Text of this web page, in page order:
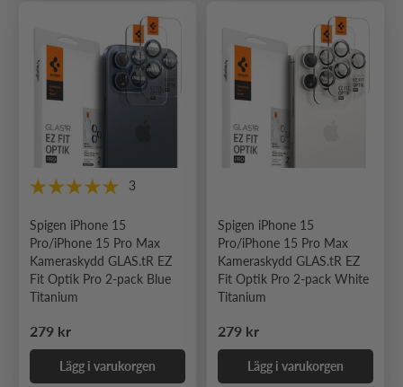
3
Spigen iPhone 15
Pro/iPhone 15 Pro Max
Kameraskydd GLAS.tR EZ
Fit Optik Pro 2-pack Blue
Titanium
Ordinarie pris
279 kr
Lägg i varukorgen
Spigen iPhone 15
Pro/iPhone 15 Pro Max
Kameraskydd GLAS.tR EZ
Fit Optik Pro 2-pack White
Titanium
Ordinarie pris
279 kr
Lägg i varukorgen